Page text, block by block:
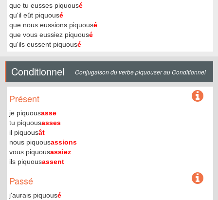
que tu eusses piquousé
qu'il eût piquousé
que nous eussions piquousé
que vous eussiez piquousé
qu'ils eussent piquousé
Conditionnel Conjugaison du verbe piquouser au Conditionnel
Présent
je piquousasse
tu piquousasses
il piquousât
nous piquousassions
vous piquousassiez
ils piquousassent
Passé
j'aurais piquousé